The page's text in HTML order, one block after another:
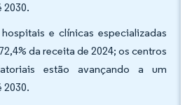
2030.
e clínicas especializadas
da receita de 2024; os centros
estão avançando a um
2030.